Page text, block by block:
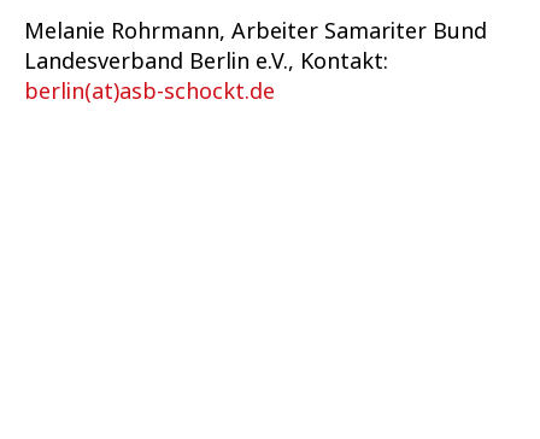
Melanie Rohrmann, Arbeiter Samariter Bund
Landesverband Berlin e.V., Kontakt:
berlin(at)asb-schockt.de